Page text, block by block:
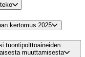
kertomus 2025
tuontipolttoaineiden
muuttamisesta